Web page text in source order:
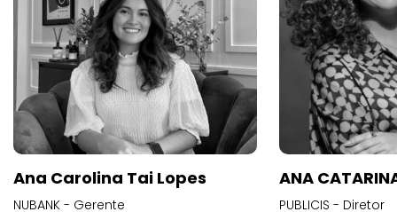
Ana Carolina Tai Lopes
NUBANK - Gerente
ANA
PUBLICIS - Diretor